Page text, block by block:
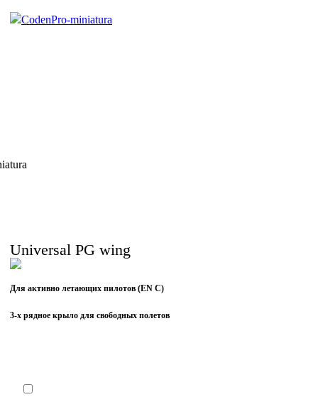
Universal PG wing
Для активно летающих пилотов (EN C)
3-х рядное крыло для свободных полетов
shares
shares
Number